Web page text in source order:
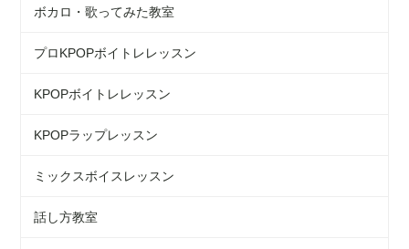
ボカロ・歌ってみた教室
プロKPOPボイトレレッスン
KPOPボイトレレッスン
KPOPラップレッスン
ミックスボイスレッスン
話し方教室